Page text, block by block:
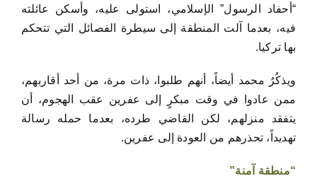
“أحفاد الرسول” الإسلامي، استولى عليه، وأسكن عائلته
فيه، بعدما آلت المنطقة إلى سيطرة الفصائل التي تتحكم
بها تركيا.
ويذكُرُ محمد أيضاً، أنهم طلبوا، ذات مرة، من أحد أقاربهم،
ممن عادوا في وقت مبكرٍ إلى عفرين عقب الهجوم، أن
يتفقد منزلهم، لكن القاضي طرده، بعدما حمله رسالة
تهديداً، تحذرهم من العودة إلى عفرين.
“منطقة آمنة”